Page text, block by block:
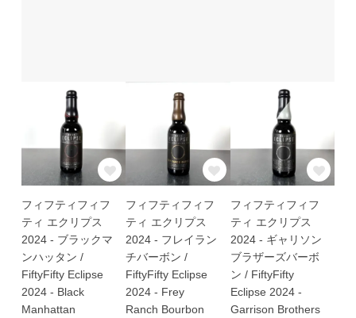
フィフティフィフ
ティ エクリプス
2024 - ブラックマ
ンハッタン /
FiftyFifty Eclipse
2024 - Black
Manhattan
フィフティフィフ
ティ エクリプス
2024 - フレイラン
チバーボン /
FiftyFifty Eclipse
2024 - Frey
Ranch Bourbon
フィフティフィフ
ティ エクリプス
2024 - ギャリソン
ブラザーズバーボ
ン / FiftyFifty
Eclipse 2024 -
Garrison Brothers